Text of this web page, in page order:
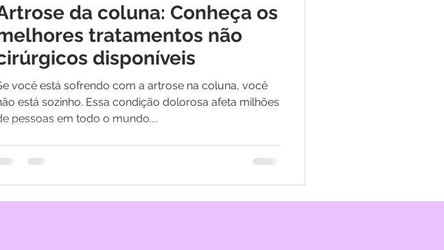
da coluna: Conheça os
tratamentos não
disponíveis
você está sofrendo com a artrose na coluna, você
está sozinho. Essa condição dolorosa afeta milhões
pessoas em todo o mundo....